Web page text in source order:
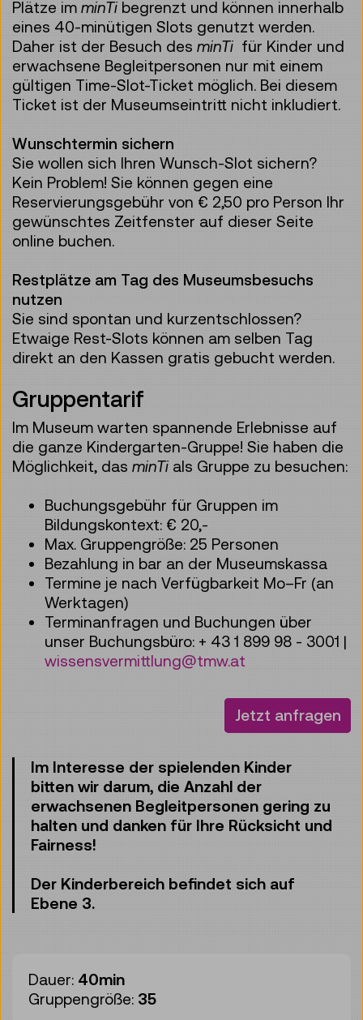
Plätze im minTi begrenzt und können innerhalb
eines 40-minütigen Slots genutzt werden.
Daher ist der Besuch des minTi für Kinder und
erwachsene Begleitpersonen nur mit einem
gültigen Time-Slot-Ticket möglich. Bei diesem
Ticket ist der Museumseintritt nicht inkludiert.
Wunschtermin sichern
Sie wollen sich Ihren Wunsch-Slot sichern?
Kein Problem! Sie können gegen eine
Reservierungsgebühr von € 2,50 pro Person Ihr
gewünschtes Zeitfenster auf dieser Seite
online buchen.
Restplätze am Tag des Museumsbesuchs
nutzen
Sie sind spontan und kurzentschlossen?
Etwaige Rest-Slots können am selben Tag
direkt an den Kassen gratis gebucht werden.
Gruppentarif
Im Museum warten spannende Erlebnisse auf
die ganze Kindergarten-Gruppe! Sie haben die
Möglichkeit, das minTi als Gruppe zu besuchen:
Buchungsgebühr für Gruppen im
Bildungskontext: € 20,-
Max. Gruppengröße: 25 Personen
Bezahlung in bar an der Museumskassa
Termine je nach Verfügbarkeit Mo–Fr (an
Werktagen)
Terminanfragen und Buchungen über
unser Buchungsbüro: + 43 1 899 98 - 3001 |
wissensvermittlung@tmw.at
Jetzt anfragen
Im Interesse der spielenden Kinder
bitten wir darum, die Anzahl der
erwachsenen Begleitpersonen gering zu
halten und danken für Ihre Rücksicht und
Fairness!
Der Kinderbereich befindet sich auf
Ebene 3.
Dauer: 40min
Gruppengröße: 35